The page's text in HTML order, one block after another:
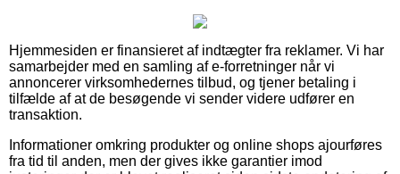
Hjemmesiden er finansieret af indtægter fra reklamer. Vi har
samarbejder med en samling af e-forretninger når vi
annoncerer virksomhedernes tilbud, og tjener betaling i
tilfælde af at de besøgende vi sender videre udfører en
transaktion.
Informationer omkring produkter og online shops ajourføres
fra tid til anden, men der gives ikke garantier imod